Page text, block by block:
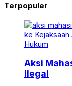
Terpopuler
Hukum
Aksi
Ilegal